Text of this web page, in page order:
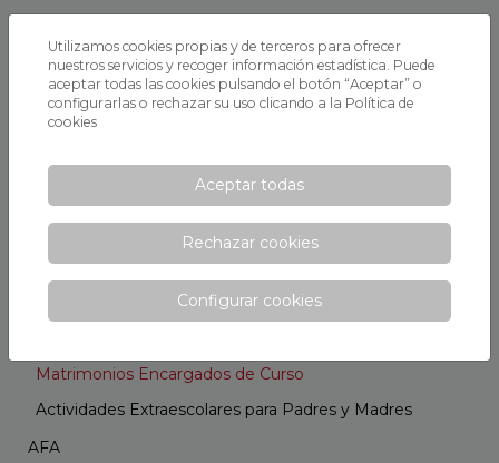
Inscripción jornada de puertas abiertas
Calendario
Ruta escolar
Escuela de Padres
Programa de reuniones
Matrimonios Encargados de Curso
Actividades Extraescolares para Padres y Madres
AFA
Utilizamos cookies propias y de terceros para ofrecer
nuestros servicios y recoger información estadística. Puede
aceptar todas las cookies pulsando el botón “Aceptar” o
configurarlas o rechazar su uso clicando a la Política de
cookies
Aceptar todas
Rechazar cookies
Configurar cookies